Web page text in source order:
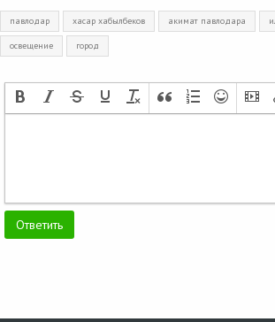
павлодар хасар хабылбеков акимат павлодара
освещение город